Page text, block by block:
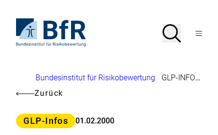
Seiteninhalt
springenStartseite
von
Suche
SucheMenü
Brotkrumennavigation
Bundesinstitut für Risikobewertung
GLP-INFO 9 (Februar 2000)
Zurück
Kategorie
GLP-Infos 01.02.2000